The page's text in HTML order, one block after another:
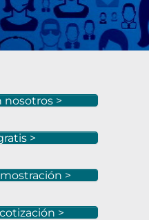
nosotros >
>
>
>